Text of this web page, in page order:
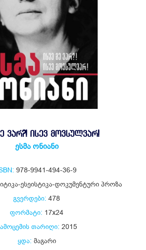
ᲕᲐᲠ?! ᲘᲡᲔᲕ ᲛᲝᲕᲡᲣᲚᲕᲐᲠ!
ესმა ონიანი
978-9941-494-36-9
ესეისტიკა-დოკუმენტური პროზა
გვერდები: 478
ფორმატი: 17x24
თარიღი: 2015
ყდა: მაგარი